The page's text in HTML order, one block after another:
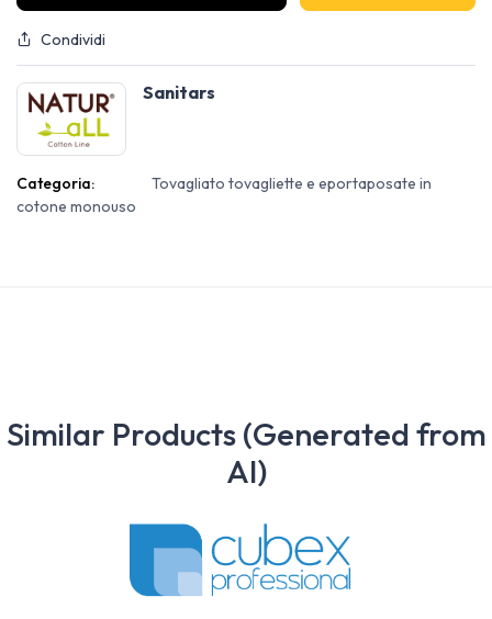
Condividi
Sanitars
Categoria:
Tovagliato tovagliette e eportaposate in
cotone monouso
Similar Products (Generated from
AI)